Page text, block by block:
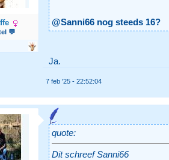
💬
@Sanni66 nog steeds 16?
Ja.
7 feb '25 - 22:52:04
quote:
Dit schreef Sanni66